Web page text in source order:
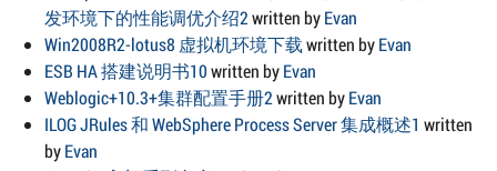
发环境下的性能调优介绍2written byEvan
Win2008R2-lotus8 虚拟机环境下载written byEvan
ESB HA 搭建说明书10written byEvan
Weblogic+10.3+集群配置手册2written byEvan
ILOG JRules 和 WebSphere Process Server 集成概述1 written
byEvan